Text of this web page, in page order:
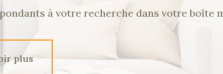
à votre recherche dans votre boîte
plus